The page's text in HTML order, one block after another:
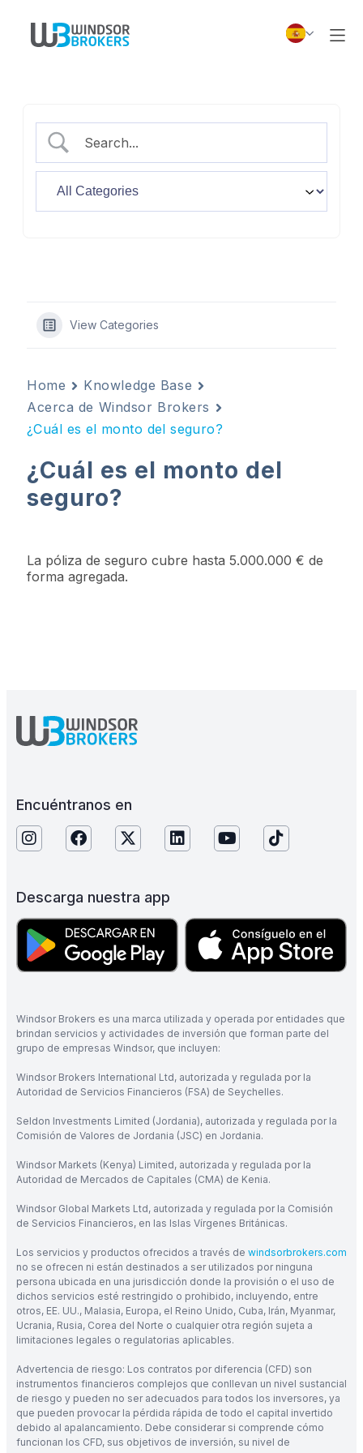
View Categories
Home
Knowledge Base
Acerca de Windsor Brokers
¿Cuál es el monto del seguro?
¿Cuál es el monto del
seguro?
La póliza de seguro cubre hasta 5.000.000 € de
forma agregada.
Encuéntranos en
Descarga nuestra app
Windsor Brokers es una marca utilizada y operada por entidades que
brindan servicios y actividades de inversión que forman parte del
grupo de empresas Windsor, que incluyen:
Windsor Brokers International Ltd, autorizada y regulada por la
Autoridad de Servicios Financieros (FSA) de Seychelles.
Seldon Investments Limited (Jordania), autorizada y regulada por la
Comisión de Valores de Jordania (JSC) en Jordania.
Windsor Markets (Kenya) Limited, autorizada y regulada por la
Autoridad de Mercados de Capitales (CMA) de Kenia.
Windsor Global Markets Ltd, autorizada y regulada por la Comisión
de Servicios Financieros, en las Islas Vírgenes Británicas.
Los servicios y productos ofrecidos a través de windsorbrokers.com
no se ofrecen ni están destinados a ser utilizados por ninguna
persona ubicada en una jurisdicción donde la provisión o el uso de
dichos servicios esté restringido o prohibido, incluyendo, entre
otros, EE. UU., Malasia, Europa, el Reino Unido, Cuba, Irán, Myanmar,
Ucrania, Rusia, Corea del Norte o cualquier otra región sujeta a
limitaciones legales o regulatorias aplicables.
Advertencia de riesgo: Los contratos por diferencia (CFD) son
instrumentos financieros complejos que conllevan un nivel sustancial
de riesgo y pueden no ser adecuados para todos los inversores, ya
que pueden provocar la pérdida rápida de todo el capital invertido
debido al apalancamiento. Debe considerar si comprende cómo
funcionan los CFD, sus objetivos de inversión, su nivel de